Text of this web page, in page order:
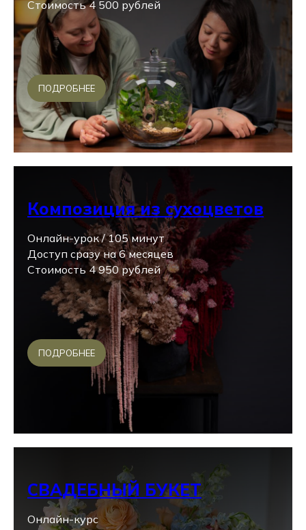
Стоимость 4 500 рублей
ПОДРОБНЕЕ
Композиция из сухоцветов
Онлайн-урок / 105 минут
Доступ сразу на 6 месяцев
Стоимость 4 950 рублей
ПОДРОБНЕЕ
СВАДЕБНЫЙ БУКЕТ
Онлайн-курс